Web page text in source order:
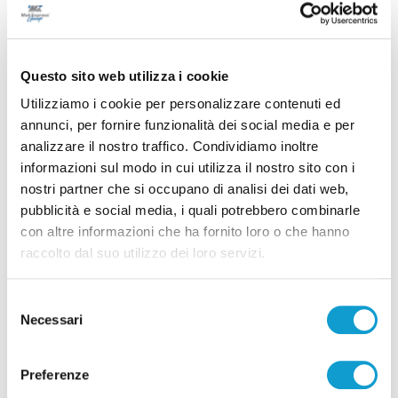
Questo sito web utilizza i cookie
Utilizziamo i cookie per personalizzare contenuti ed
annunci, per fornire funzionalità dei social media e per
analizzare il nostro traffico. Condividiamo inoltre
informazioni sul modo in cui utilizza il nostro sito con i
nostri partner che si occupano di analisi dei dati web,
pubblicità e social media, i quali potrebbero combinarle
con altre informazioni che ha fornito loro o che hanno
raccolto dal suo utilizzo dei loro servizi.
delNecessari
Preferenze
Successivo
Brescia-Ascoli 1-1: Partita sospesa per pioggia, si
Tutti gli articoli